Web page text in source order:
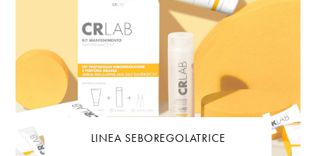
LINEA SEBOREGOLATRICE